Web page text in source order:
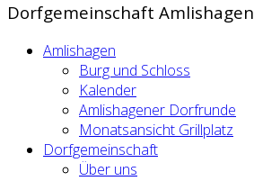
Dorfgemeinschaft Amlishagen
Amlishagen
Burg und Schloss
Kalender
Amlishagener Dorfrunde
Monatsansicht Grillplatz
Dorfgemeinschaft
Über uns